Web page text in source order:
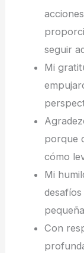
seguir
Mi
porque
cómo
Mi
Con